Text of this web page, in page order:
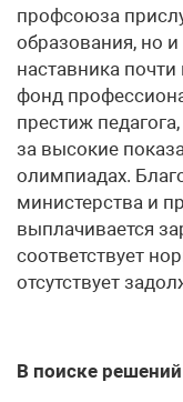
профсоюза
образования, но и
наставника
фонд
престиж
за высокие
олимпиадах.
министерства и
выплачивается
соответствует
отсутствует
В поиске решений